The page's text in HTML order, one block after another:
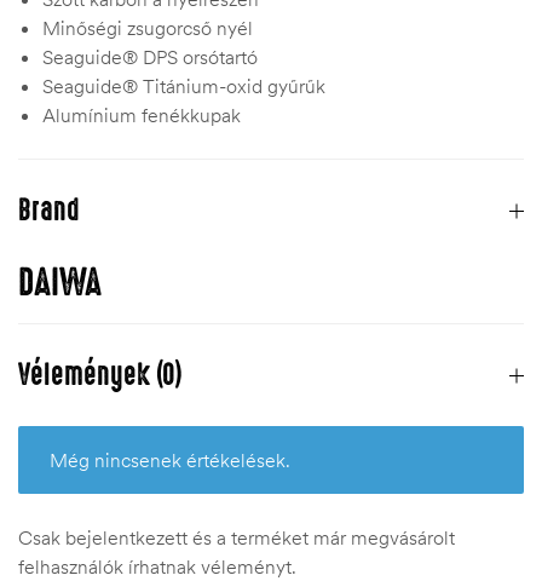
Minőségi zsugorcső nyél
Seaguide® DPS orsótartó
Seaguide® Titánium-oxid gyűrűk
Alumínium fenékkupak
Brand
DAIWA
Vélemények (0)
Még nincsenek értékelések.
Csak bejelentkezett és a terméket már megvásárolt
felhasználók írhatnak véleményt.